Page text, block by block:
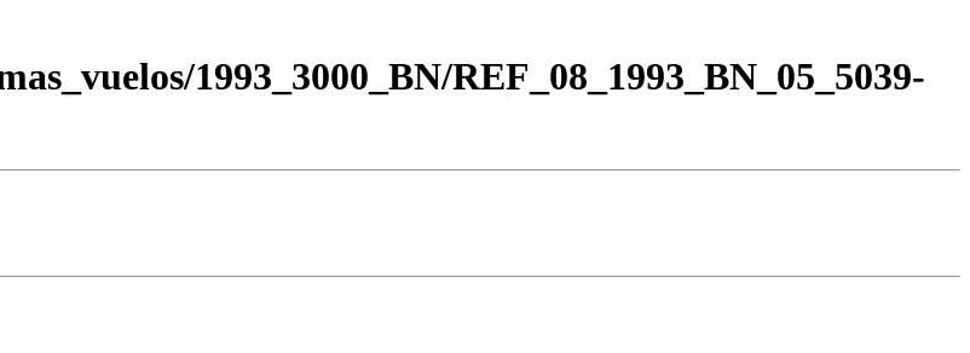
1993_3000_BN/REF_08_1993_BN_05_5039-